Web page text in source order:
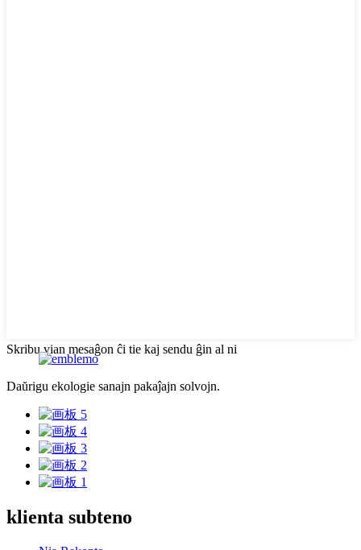
Skribu vian mesaĝon ĉi tie kaj sendu ĝin al ni
Daŭrigu ekologie sanajn pakaĵajn solvojn.
klienta subteno